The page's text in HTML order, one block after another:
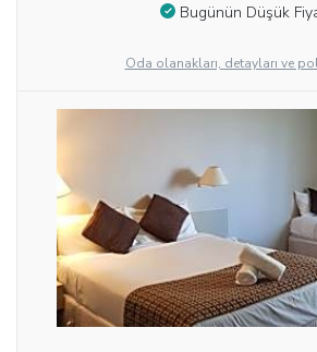
Bugünün Düşük
Oda olanakları, detayları ve